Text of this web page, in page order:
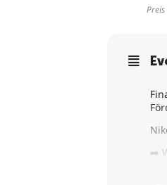
Preis
➡️